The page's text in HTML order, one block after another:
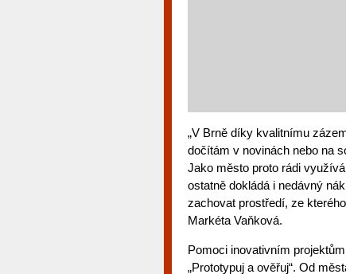
„V Brně díky kvalitnímu
dočítám v novinách nebo na
Jako město proto rádi
ostatně dokládá i nedávný
zachovat prostředí, ze
Markéta Vaňková.
Pomoci inovativním
„Prototypuj a ověřuj“. Od